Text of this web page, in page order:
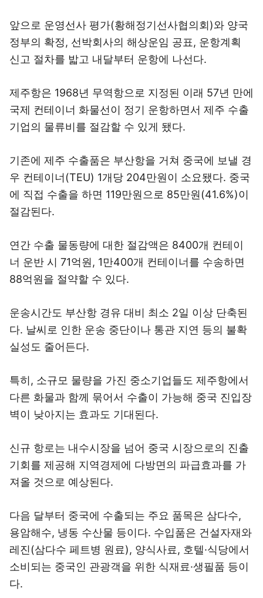
앞으로 운영선사 평가(황해정기선사협의회)와 양국
정부의 확정, 선박회사의 해상운임 공표, 운항계획
신고 절차를 밟고 내달부터 운항에 나선다.
제주항은 1968년 무역항으로 지정된 이래 57년 만에
국제 컨테이너 화물선이 정기 운항하면서 제주 수출
기업의 물류비를 절감할 수 있게 됐다.
기존에 제주 수출품은 부산항을 거쳐 중국에 보낼 경
우 컨테이너(TEU) 1개당 204만원이 소요됐다. 중국
에 직접 수출을 하면 119만원으로 85만원(41.6%)이
절감된다.
연간 수출 물동량에 대한 절감액은 8400개 컨테이
너 운반 시 71억원, 1만400개 컨테이너를 수송하면
88억원을 절약할 수 있다.
운송시간도 부산항 경유 대비 최소 2일 이상 단축된
다. 날씨로 인한 운송 중단이나 통관 지연 등의 불확
실성도 줄어든다.
특히, 소규모 물량을 가진 중소기업들도 제주항에서
다른 화물과 함께 묶어서 수출이 가능해 중국 진입장
벽이 낮아지는 효과도 기대된다.
신규 항로는 내수시장을 넘어 중국 시장으로의 진출
기회를 제공해 지역경제에 다방면의 파급효과를 가
져올 것으로 예상된다.
다음 달부터 중국에 수출되는 주요 품목은 삼다수,
용암해수, 냉동 수산물 등이다. 수입품은 건설자재와
레진(삼다수 페트병 원료), 양식사료, 호텔·식당에서
소비되는 중국인 관광객을 위한 식재료·생필품 등이
다.